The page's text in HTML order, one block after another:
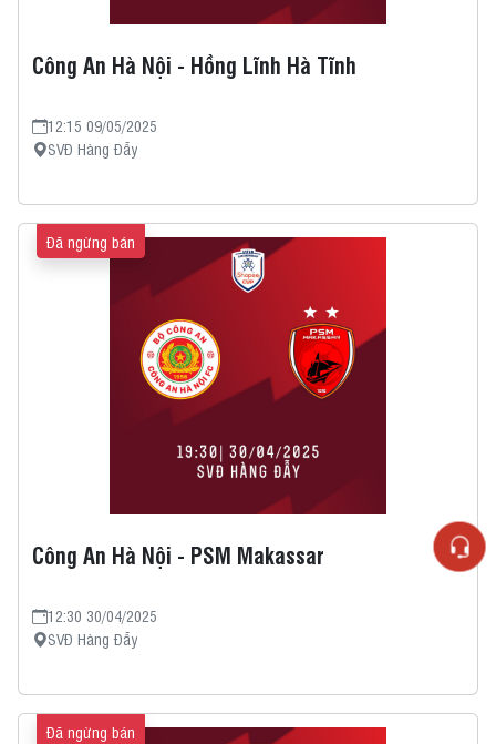
Công An Hà Nội - Hồng Lĩnh Hà Tĩnh
12:15 09/05/2025
SVĐ Hàng Đẫy
Công An Hà Nội - PSM Makassar
12:30 30/04/2025
SVĐ Hàng Đẫy
Đã ngừng bán
Đã ngừng bán